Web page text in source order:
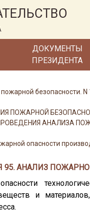
ДОКУМЕНТЫ
ПРЕЗИДЕНТА
безопасности.
ПОЖАРНОЙ
АНАЛИЗА
опасности
95. АНАЛИЗ
и